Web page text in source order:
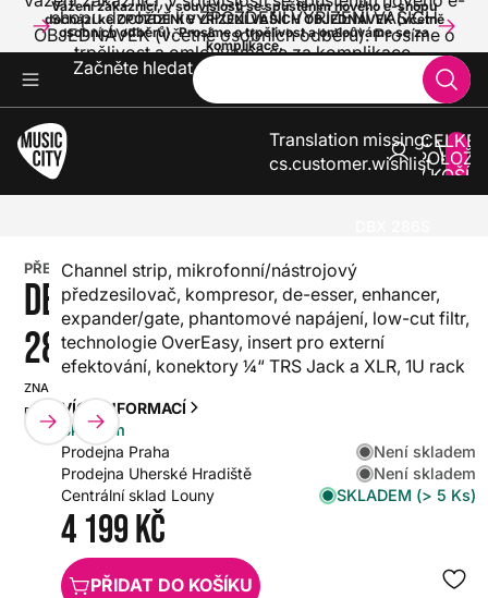
Vážení zákazníci, v souvislosti se spuštěním nového e-shopu
dochází ke ZPOŽDĚNÍ VYŘÍZENÍ VAŠICH OBJEDNÁVEK (včetně
osobních odběrů). Prosíme o trpělivost a omlouváme se za
komplikace.
shopu dochází ke ZPOŽDĚNÍ VYŘÍZENÍ VAŠICH
OBJEDNÁVEK (včetně osobních odběrů). Prosíme o
trpělivost a omlouváme se za komplikace.
Začněte hledat
Translation missing:
cs.customer.wishlist
V
0
PŘEDZESILOVAČ
DBX
286S
ZNAČKA:
DBX
HX0000000080470
Channel strip, mikrofonní/nástrojový
předzesilovač, kompresor, de-esser, enhancer,
expander/gate, phantomové napájení, low-cut filtr,
technologie OverEasy, insert pro externí
efektování, konektory ¼“ TRS Jack a XLR, 1U rack
VÍCE INFORMACÍ
Skladem
Prodejna Praha
Není skladem
Prodejna Uherské Hradiště
Není skladem
Centrální sklad Louny
SKLADEM (> 5 Ks)
4 199 Kč
PŘIDAT DO KOŠÍKU